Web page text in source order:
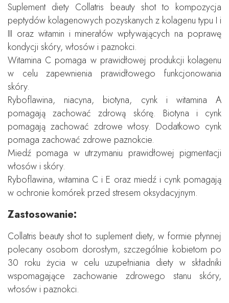
Suplement diety Collatris beauty shot to kompozycja
peptydów kolagenowych pozyskanych z kolagenu typu I i
III oraz witamin i minerałów wpływających na poprawę
kondycji skóry, włosów i paznokci.
Witamina C pomaga w prawidłowej produkcji kolagenu
w celu zapewnienia prawidłowego funkcjonowania
skóry.
Ryboflawina, niacyna, biotyna, cynk i witamina A
pomagają zachować zdrową skórę. Biotyna i cynk
pomagają zachować zdrowe włosy. Dodatkowo cynk
pomaga zachować zdrowe paznokcie.
Miedź pomaga w utrzymaniu prawidłowej pigmentacji
włosów i skóry.
Ryboflawina, witamina C i E oraz miedź i cynk pomagają
w ochronie komórek przed stresem oksydacyjnym.
Zastosowanie:
Collatris beauty shot to suplement diety, w formie płynnej
polecany osobom dorosłym, szczególnie kobietom po
30 roku życia w celu uzupełniania diety w składniki
wspomagające zachowanie zdrowego stanu skóry,
włosów i paznokci.